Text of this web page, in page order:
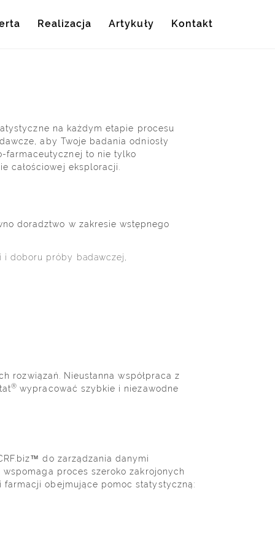
Realizacja Artykuły Kontakt
na każdym etapie procesu
aby Twoje badania odniosły
farmaceutycznej to nie tylko
całościowej eksploracji.
doradztwo w zakresie wstępnego
doboru próby badawczej,
rozwiązań. Nieustanna współpraca z
®wypracować szybkie i niezawodne
do zarządzania danymi
proces szeroko zakrojonych
obejmujące pomoc statystyczną: